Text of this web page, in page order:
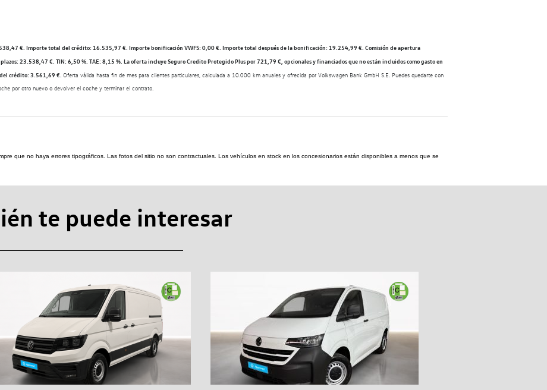
€. Importe total del crédito: 16.535,97 €. Importe bonificación VWFS: 0,00 €. Importe total después de la bonificación: 19.254,99 €. Comisión de apertura
23.538,47 €. TIN: 6,50 %. TAE: 8,15 %. La oferta incluye Seguro Credito Protegido Plus por 721,79 €, opcionales y financiados que no están incluidos como gasto en
crédito: 3.561,69 €. Oferta válida hasta fin de mes para clientes particulares, calculada a 10.000 km anuales y ofrecida por Volkswagen Bank GmbH S.E. Puedes quedarte con
por otro nuevo o devolver el coche y terminar el contrato.
que no haya errores tipográficos. Las fotos del sitio no son contractuales. Los vehículos en stock en los concesionarios están disponibles a menos que se
te puede interesar